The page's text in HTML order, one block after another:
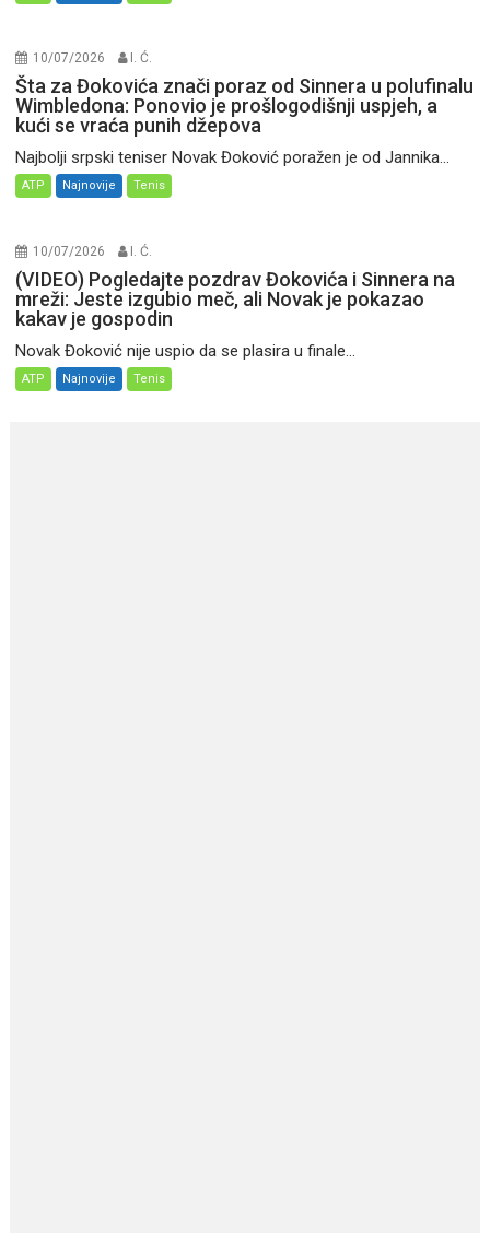
10/07/2026 I. Ć.
Šta za Đokovića znači poraz od Sinnera u polufinalu
Wimbledona: Ponovio je prošlogodišnji uspjeh, a
kući se vraća punih džepova
Najbolji srpski teniser Novak Đoković poražen je od Jannika...
ATP Najnovije Tenis
10/07/2026 I. Ć.
(VIDEO) Pogledajte pozdrav Đokovića i Sinnera na
mreži: Jeste izgubio meč, ali Novak je pokazao
kakav je gospodin
Novak Đoković nije uspio da se plasira u finale...
ATP Najnovije Tenis